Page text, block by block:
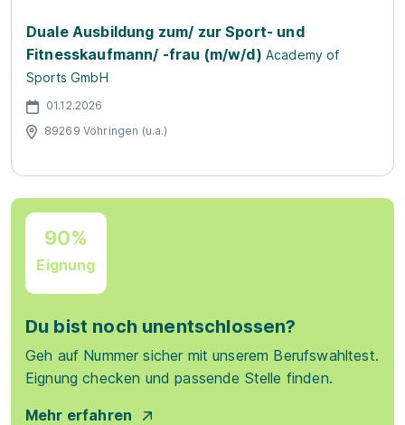
Duale Ausbildung zum/ zur Sport- und
Fitnesskaufmann/ -frau (m/w/d) Academy of
Sports GmbH
01.12.2026
89269 Vöhringen (u.a.)
90%
Eignung
Du bist noch unentschlossen?
Geh auf Nummer sicher mit unserem Berufswahltest.
Eignung checken und passende Stelle finden.
Mehr erfahren